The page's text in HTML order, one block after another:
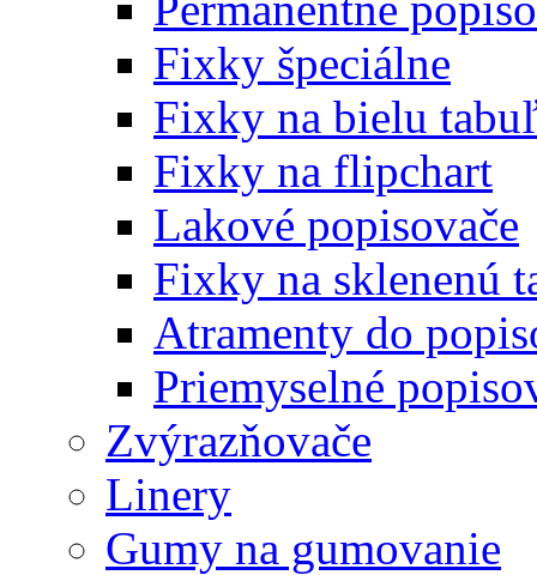
Fixky špeciálne
Fixky na bielu
Fixky na flipchart
Lakové popisovače
Fixky na sklenenú
Atramenty do
Priemyselné
Zvýrazňovače
Linery
Gumy na gumovanie